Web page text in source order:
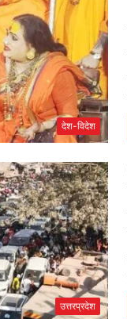
देश-विदेश
उत्तरप्रदेश